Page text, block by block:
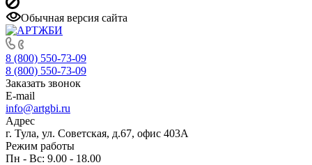
Обычная версия сайта
8 (800) 550-73-09
8 (800) 550-73-09
Заказать звонок
E-mail
info@artgbi.ru
Адрес
г. Тула, ул. Советская, д.67, офис 403А
Режим работы
Пн - Вс: 9.00 - 18.00